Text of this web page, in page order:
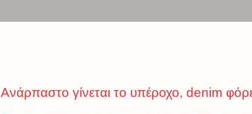
Ανάρπαστο γίνεται το υπέροχο, denim